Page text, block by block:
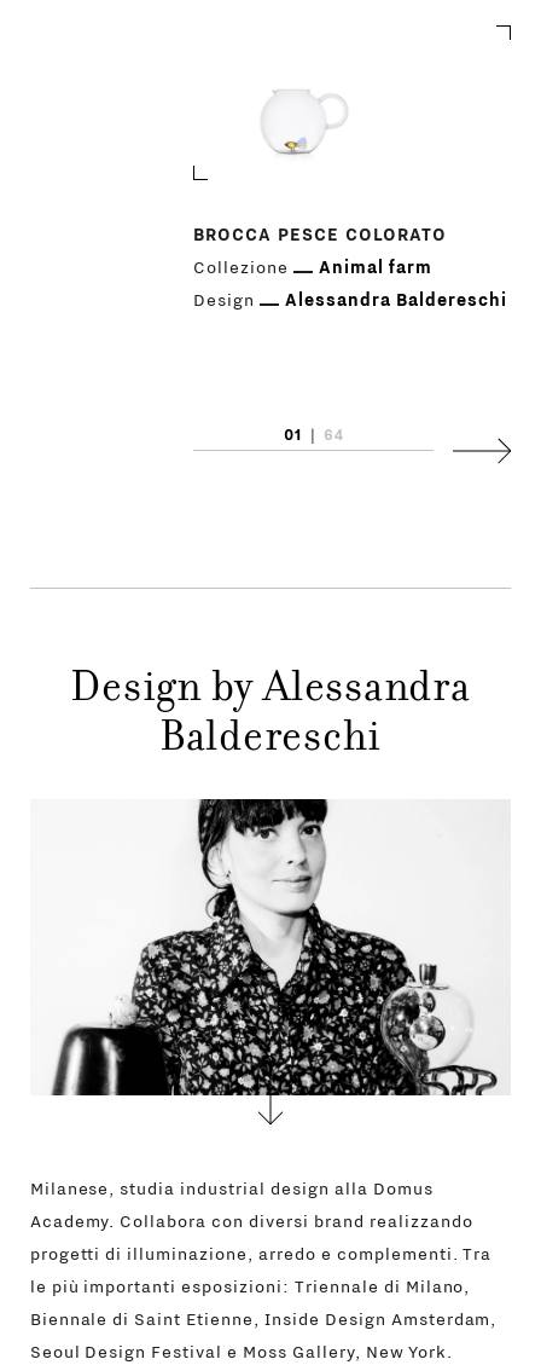
PRODOTTI
NEWS
CONTATTI
BROCCA PESCE COLORATO
Collezione
Animal farm
Design
Alessandra Baldereschi
01 64
Design by Alessandra
Baldereschi
Milanese, studia industrial design alla Domus
Academy. Collabora con diversi brand realizzando
progetti di illuminazione, arredo e complementi. Tra
le più importanti esposizioni: Triennale di Milano,
Biennale di Saint Etienne, Inside Design Amsterdam,
Seoul Design Festival e Moss Gallery, New York.